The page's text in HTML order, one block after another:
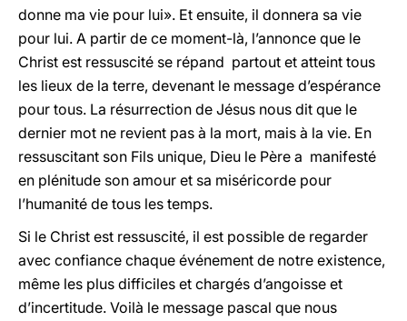
donne ma vie pour lui». Et ensuite, il donnera sa vie
pour lui. A partir de ce moment-là, l’annonce que le
Christ est ressuscité se répand partout et atteint tous
les lieux de la terre, devenant le message d’espérance
pour tous. La résurrection de Jésus nous dit que le
dernier mot ne revient pas à la mort, mais à la vie. En
ressuscitant son Fils unique, Dieu le Père a manifesté
en plénitude son amour et sa miséricorde pour
l’humanité de tous les temps.
Si le Christ est ressuscité, il est possible de regarder
avec confiance chaque événement de notre existence,
même les plus difficiles et chargés d’angoisse et
d’incertitude. Voilà le message pascal que nous